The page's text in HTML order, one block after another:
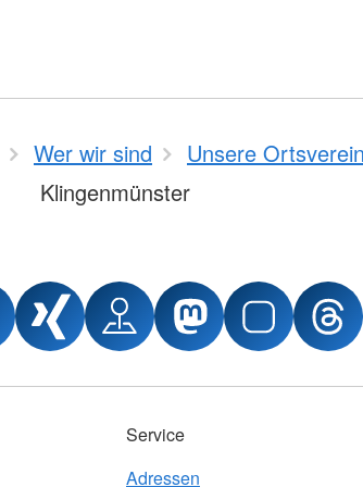
Wer wir sind
Unsere
Klingenmünster
Service
Adressen